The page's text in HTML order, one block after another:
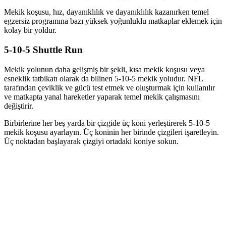
Mekik koşusu, hız, dayanıklılık ve dayanıklılık kazanırken temel
egzersiz programına bazı yüksek yoğunluklu matkaplar eklemek için
kolay bir yoldur.
5-10-5 Shuttle Run
Mekik yolunun daha gelişmiş bir şekli, kısa mekik koşusu veya
esneklik tatbikatı olarak da bilinen 5-10-5 mekik yoludur. NFL
tarafından çeviklik ve gücü test etmek ve oluşturmak için kullanılır
ve matkapta yanal hareketler yaparak temel mekik çalışmasını
değiştirir.
Birbirlerine her beş yarda bir çizgide üç koni yerleştirerek 5-10-5
mekik koşusu ayarlayın. Üç koninin her birinde çizgileri işaretleyin.
Üç noktadan başlayarak çizgiyi ortadaki koniye sokun.